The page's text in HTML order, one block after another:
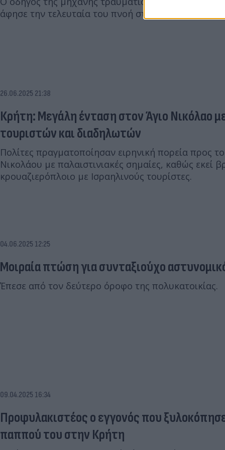
άφησε την τελευταία του πνοή στην άσφαλτο.
26.06.2025 21:38
Κρήτη: Μεγάλη ένταση στον Άγιο Νικόλαο
τουριστών και διαδηλωτών
Πολίτες πραγματοποίησαν ειρηνική πορεία προς
Νικολάου με παλαιστινιακές σημαίες, καθώς εκεί
κρουαζιερόπλοιο με Ισραηλινούς τουρίστες.
04.06.2025 12:25
Μοιραία πτώση για συνταξιούχο
Έπεσε από τον δεύτερο όροφο της πολυκατοικίας.
09.04.2025 16:34
Προφυλακιστέος ο εγγονός που
παππού του στην Κρήτη